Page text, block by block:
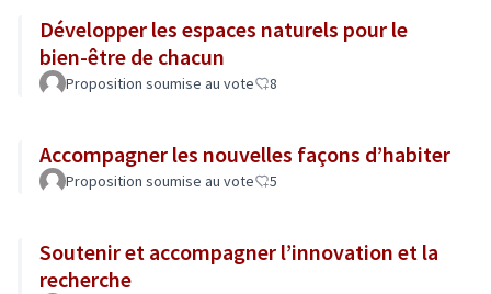
Développer les espaces naturels pour le
bien-être de chacun
Proposition soumise au vote 8
Accompagner les nouvelles façons d’habiter
Proposition soumise au vote 5
Soutenir et accompagner l’innovation et la
recherche